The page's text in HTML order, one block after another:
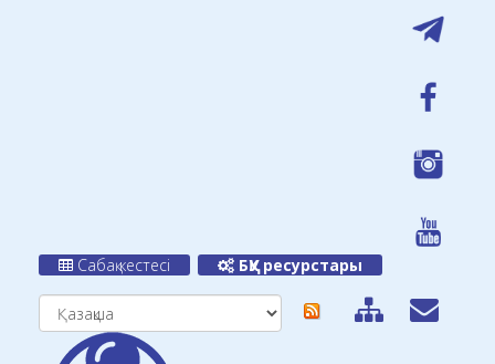
Сабақ кестесі БҚУ ресурстары